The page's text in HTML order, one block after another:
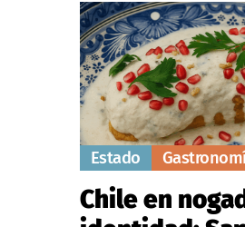
Estado
Chile en